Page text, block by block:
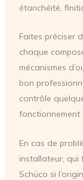
étanchéité,
Faites préciser
chaque
mécanismes
bon
contrôle
fonctionnement
En cas de
installateur, qui
Schüco si